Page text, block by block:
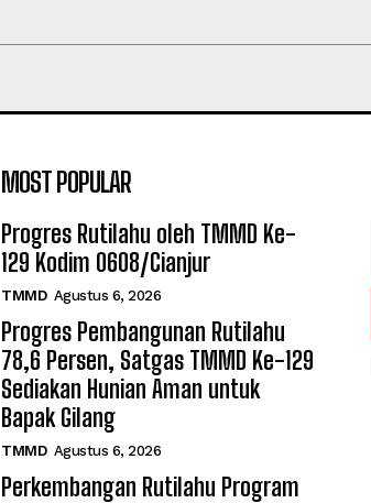
MOST POPULAR
Progres Rutilahu oleh TMMD Ke-
129 Kodim 0608/Cianjur
TMMD Agustus 6, 2026
Progres Pembangunan Rutilahu
78,6 Persen, Satgas TMMD Ke-129
Sediakan Hunian Aman untuk
Bapak Gilang
TMMD Agustus 6, 2026
Perkembangan Rutilahu Program